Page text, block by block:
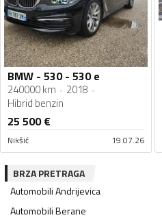
BMW - 530 - 530 e
240000 km
2018
Hibrid benzin
25 500€
Nikšić 19.07.26
BRZA PRETRAGA
AutomobiliAndrijevica
AutomobiliBerane